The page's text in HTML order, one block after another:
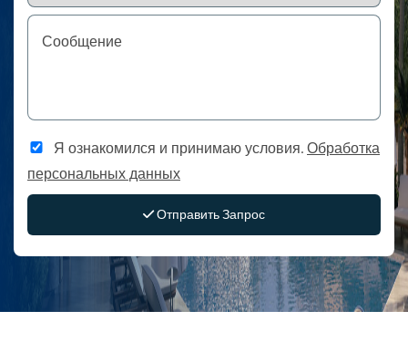
Я ознакомился и принимаю условия. Обработка
персональных данных
Отправить Запрос